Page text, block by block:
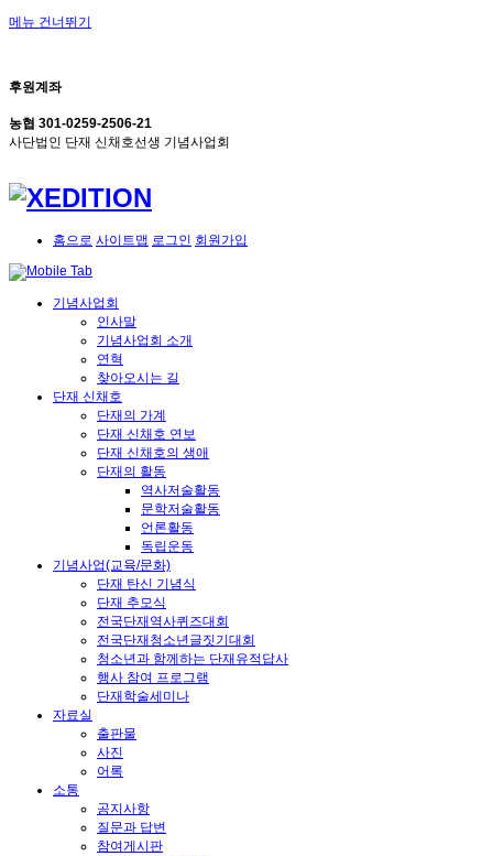
메뉴 건너뛰기
후원계좌
농협 301-0259-2506-21
사단법인 단재 신채호선생 기념사업회
홈으로 사이트맵 로그인 회원가입
기념사업회
인사말
기념사업회 소개
연혁
찾아오시는 길
단재 신채호
단재의 가계
단재 신채호 연보
단재 신채호의 생애
단재의 활동
역사저술활동
문학저술활동
언론활동
독립운동
기념사업(교육/문화)
단재 탄신 기념식
단재 추모식
전국단재역사퀴즈대회
전국단재청소년글짓기대회
청소년과 함께하는 단재유적답사
행사 참여 프로그램
단재학술세미나
자료실
출판물
사진
어록
소통
공지사항
질문과 답변
참여게시판